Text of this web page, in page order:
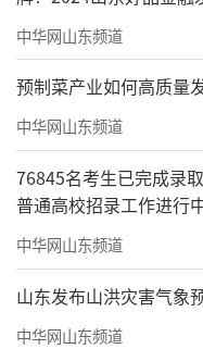
中华网山东频道
预制菜产业如何高质量
中华网山东频道
76845名考生已完成录
普通高校招录工作进行
中华网山东频道
山东发布山洪灾害气象
中华网山东频道